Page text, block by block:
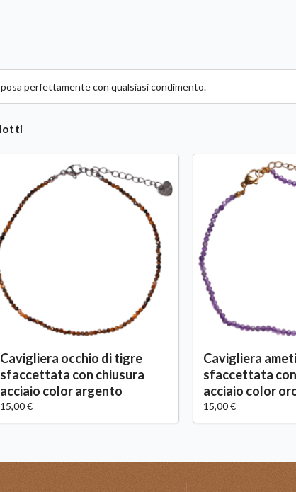
perfettamente con qualsiasi condimento.
Cavigliera occhio di tigre
sfaccettata con chiusura
acciaio color argento
15,00 €
Cavigliera
sfaccettata
acciaio color
15,00 €